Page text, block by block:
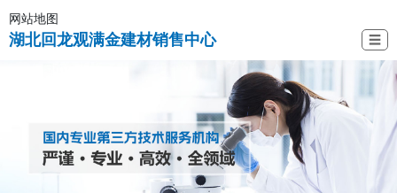
网站地图
湖北回龙观满金建材销售中心 ☰